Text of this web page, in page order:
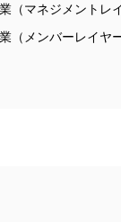
（マネジメントレ
（メンバーレイヤー